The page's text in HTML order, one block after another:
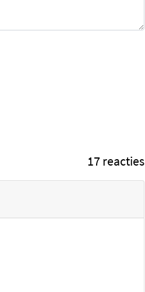
17 reacties